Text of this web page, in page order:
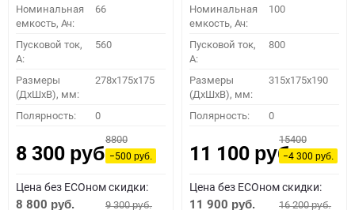
Номинальная
емкость, Ач:
66
Пусковой ток,
A:
560
Размеры
(ДхШхВ), мм:
278x175x175
Полярность: 0
8 300 руб.
8800
−500руб.
Цена без ECOном скидки:
8 800 руб. 9 300руб.
Номинальная
емкость, Ач:
100
Пусковой ток,
A:
800
Размеры
(ДхШхВ), мм:
315x175x190
Полярность: 0
11 100 руб.
15400
−4 300руб.
Цена без ECOном скидки:
11 900 руб. 16 200руб.